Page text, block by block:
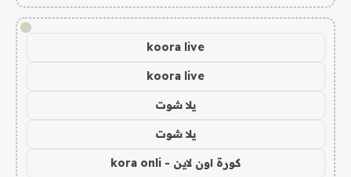
!
koora live
koora live
يلا شوت
يلا شوت
كورة اون لاين - kora onli